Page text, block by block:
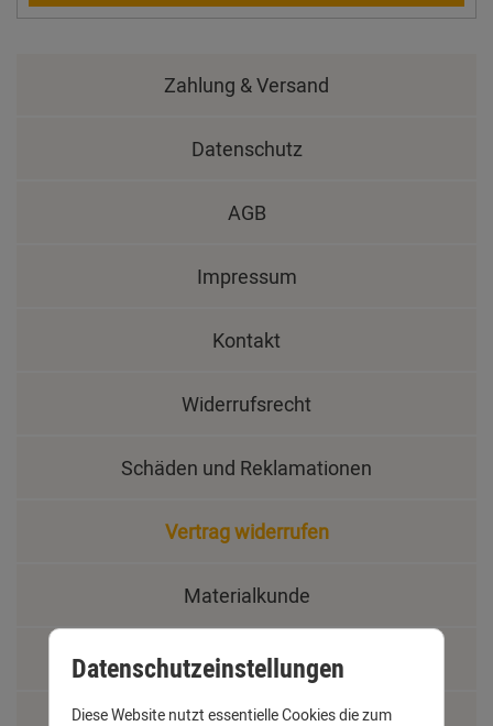
Zahlung & Versand
Datenschutz
AGB
Impressum
Kontakt
Widerrufsrecht
Schäden und Reklamationen
Vertrag widerrufen
Materialkunde
Fachbegriffe
Datenschutzeinstellungen
Diese Website nutzt essentielle Cookies die zum